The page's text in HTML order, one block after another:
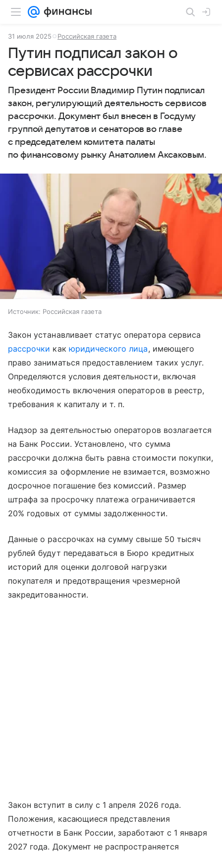
31 июля 2025 Российская газета
Путин подписал закон о
сервисах рассрочки
Президент России Владимир Путин подписал
закон, регулирующий деятельность сервисов
рассрочки. Документ был внесен в Госдуму
группой депутатов и сенаторов во главе
с председателем комитета палаты
по финансовому рынку Анатолием Аксаковым.
Источник: Российская газета
Закон устанавливает статус оператора сервиса
рассрочки как юридического лица, имеющего
право заниматься предоставлением таких услуг.
Определяются условия деятельности, включая
необходимость включения операторов в реестр,
требования к капиталу и т. п.
Надзор за деятельностью операторов возлагается
на Банк России. Установлено, что сумма
рассрочки должна быть равна стоимости покупки,
комиссия за оформление не взимается, возможно
досрочное погашение без комиссий. Размер
штрафа за просрочку платежа ограничивается
20% годовых от суммы задолженности.
Данные о рассрочках на сумму свыше 50 тысяч
рублей будут передаваться в Бюро кредитных
историй для оценки долговой нагрузки
покупателя и предотвращения чрезмерной
закредитованности.
Закон вступит в силу с 1 апреля 2026 года.
Положения, касающиеся представления
отчетности в Банк России, заработают с 1 января
2027 года. Документ не распространяется